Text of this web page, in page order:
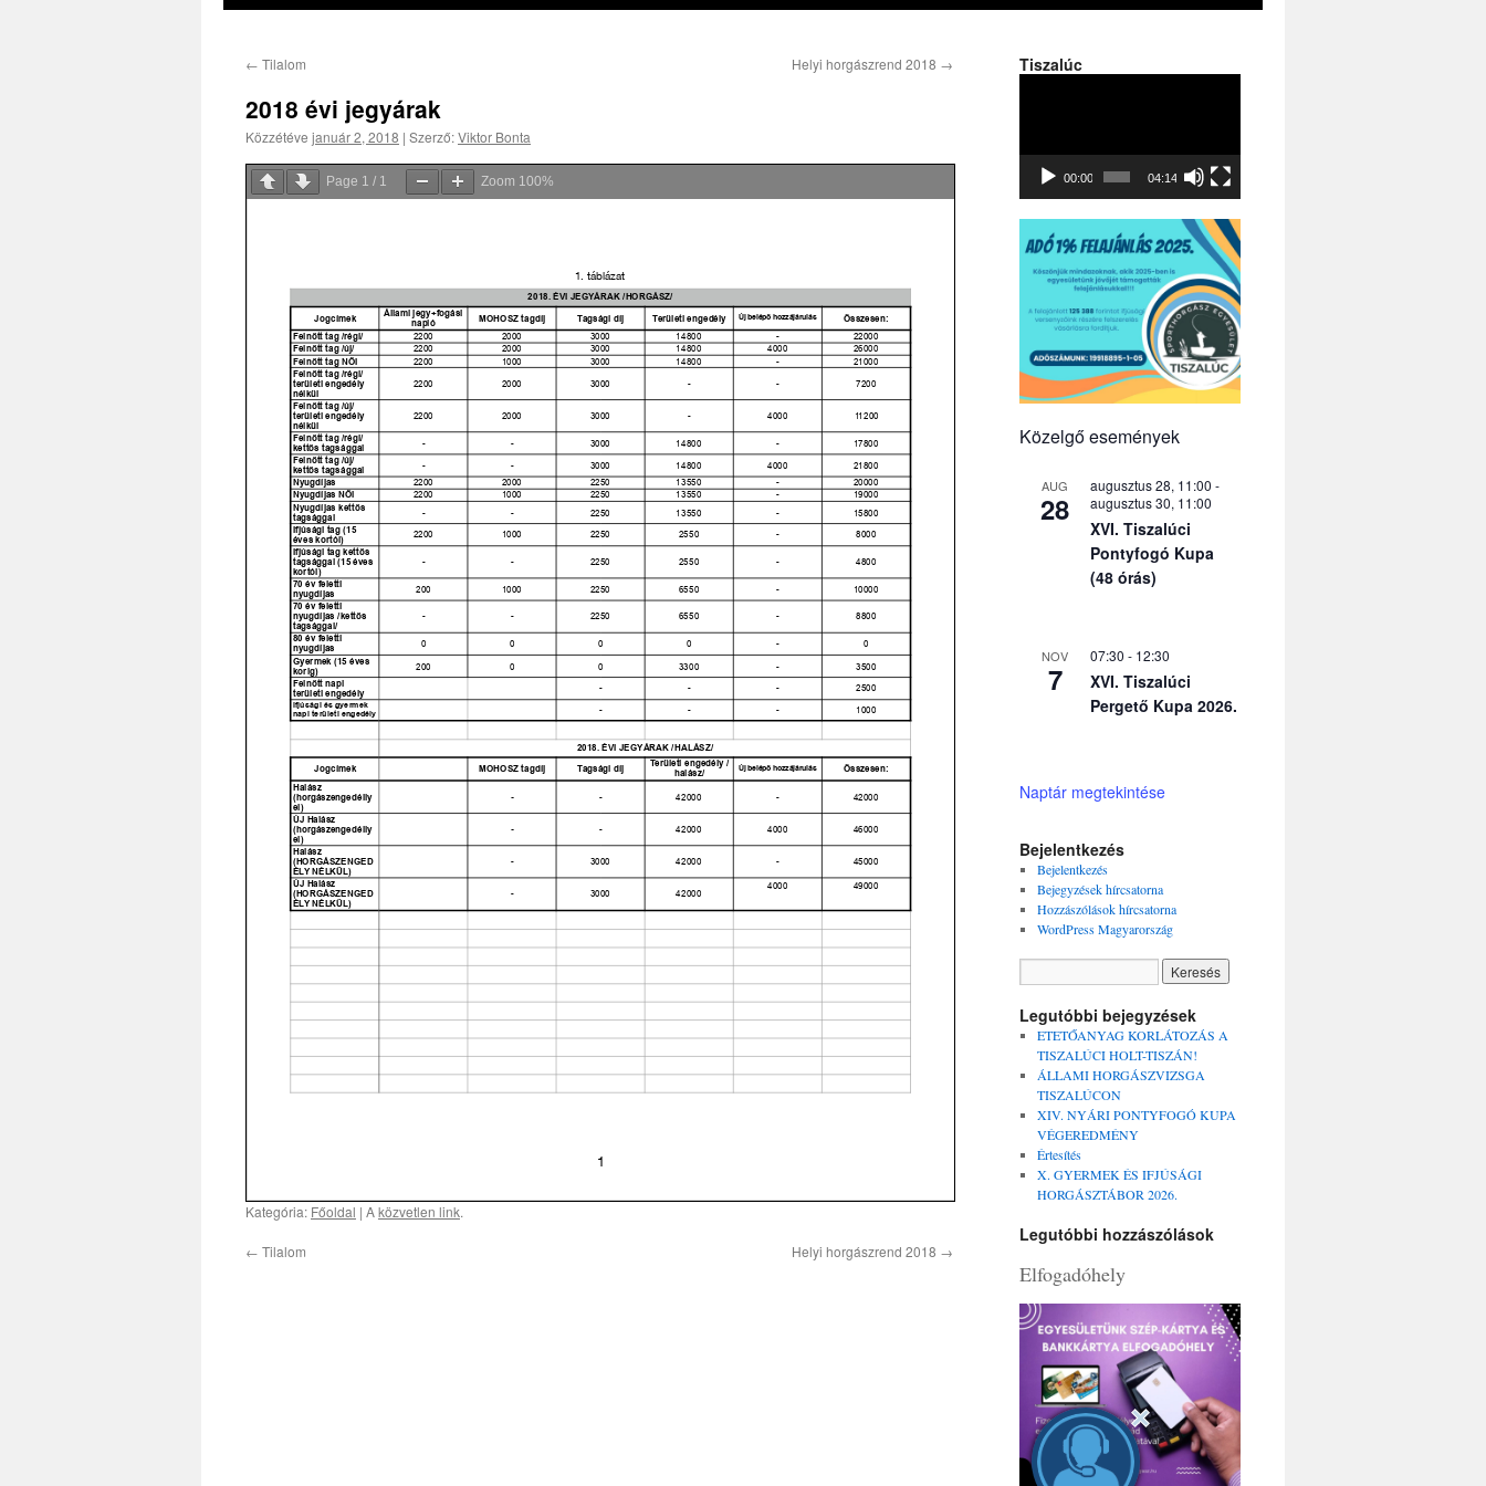
← Tilalom Helyi horgászrend 2018 →
2018 évi jegyárak
Közzétéve január 2, 2018 | Szerző:Viktor Bonta
Page 1 / 1 Zoom 100%
Kategória: Főoldal | Aközvetlen link.
← Tilalom Helyi horgászrend 2018 →
Tiszalúc
00:00 04:14
Közelgő események
AUG
28
augusztus 28, 11:00 -
augusztus 30, 11:00
XVI. Tiszalúci
Pontyfogó Kupa
(48 órás)
NOV
7
07:30 - 12:30
XVI. Tiszalúci
Pergető Kupa 2026.
Naptár megtekintése
Bejelentkezés
Bejelentkezés
Bejegyzések hírcsatorna
Hozzászólások hírcsatorna
WordPress Magyarország
Legutóbbi bejegyzések
ETETŐANYAG KORLÁTOZÁS A
TISZALÚCI HOLT-TISZÁN!
ÁLLAMI HORGÁSZVIZSGA
TISZALÚCON
XIV. NYÁRI PONTYFOGÓ KUPA
VÉGEREDMÉNY
Értesítés
X. GYERMEK ÉS IFJÚSÁGI
HORGÁSZTÁBOR 2026.
Legutóbbi hozzászólások
Elfogadóhely